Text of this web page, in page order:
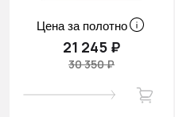
Цена за полотно
21 245 ₽
30 350 ₽